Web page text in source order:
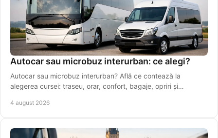
Autocar sau microbuz interurban: ce alegi?
Autocar sau microbuz interurban? Află ce contează la
alegerea cursei: traseu, orar, confort, bagaje, opriri și
4 august 2026